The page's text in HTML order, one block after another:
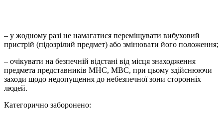
– у жодному разі не намагатися переміщувати вибуховий
пристрій (підозрілий предмет) або змінювати його положення;
– очікувати на безпечній відстані від місця знаходження
предмета представників МНС, МВС, при цьому здійснюючи
заходи щодо недопущення до небезпечної зони сторонніх
людей.
Категорично заборонено: